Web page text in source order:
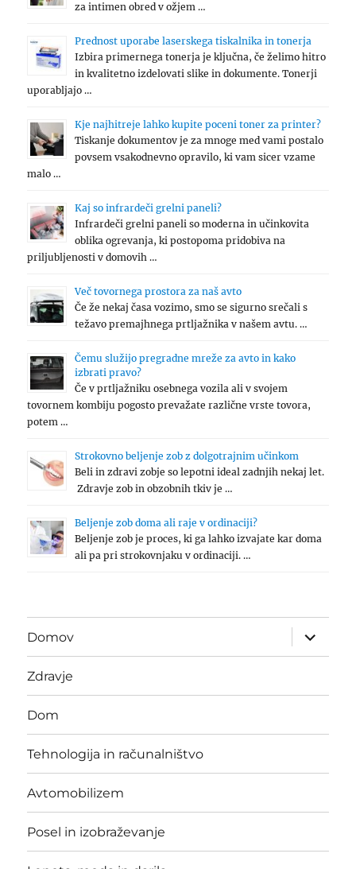
za intimen obred v ožjem …
Prednost uporabe laserskega tiskalnika in tonerja
Izbira primernega tonerja je ključna, če želimo hitro
in kvalitetno izdelovati slike in dokumente. Tonerji
uporabljajo …
Kje najhitreje lahko kupite poceni toner za printer?
Tiskanje dokumentov je za mnoge med vami postalo
povsem vsakodnevno opravilo, ki vam sicer vzame
malo …
Kaj so infrardeči grelni paneli?
Infrardeči grelni paneli so moderna in učinkovita
oblika ogrevanja, ki postopoma pridobiva na
priljubljenosti v domovih …
Več tovornega prostora za naš avto
Če že nekaj časa vozimo, smo se sigurno srečali s
težavo premajhnega prtljažnika v našem avtu. …
Čemu služijo pregradne mreže za avto in kako
izbrati pravo?
Če v prtljažniku osebnega vozila ali v svojem
tovornem kombiju pogosto prevažate različne vrste tovora,
potem …
Strokovno beljenje zob z dolgotrajnim učinkom
Beli in zdravi zobje so lepotni ideal zadnjih nekaj let.
Zdravje zob in obzobnih tkiv je …
Beljenje zob doma ali raje v ordinaciji?
Beljenje zob je proces, ki ga lahko izvajate kar doma
ali pa pri strokovnjaku v ordinaciji. …
Domov
expand
child
menu
Zdravje
Dom
Tehnologija in računalništvo
Avtomobilizem
Posel in izobraževanje